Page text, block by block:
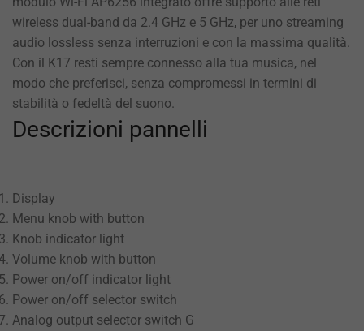
wireless dual-band da 2.4 GHz e 5 GHz, per uno streaming
audio lossless senza interruzioni e con la massima qualità.
Con il K17 resti sempre connesso alla tua musica, nel
modo che preferisci, senza compromessi in termini di
stabilità o fedeltà del suono.
Descrizioni pannelli
Display
Menu knob with button
Knob indicator light
Volume knob with button
Power on/off indicator light
Power on/off selector switch
Analog output selector switch G